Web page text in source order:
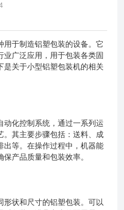
用于制造铝塑包装的设备。它
业广泛应用，用于包装各类固
是关于小型铝塑包装机的相关
化控制系统，通过一系列运
。其主要步骤包括：送料、成
出等。在操作过程中，机器能
产品质量和包装效率。
状和尺寸的铝塑包装。可以